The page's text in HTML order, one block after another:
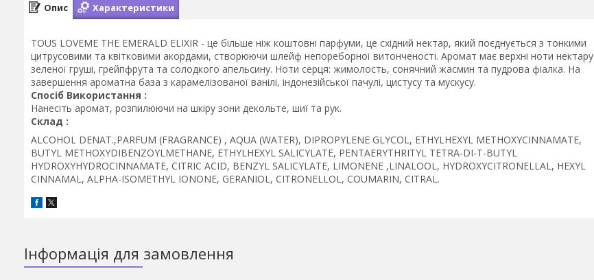
Опис Характеристики
TOUS LOVEME THE EMERALD ELIXIR - це більше ніж коштовні парфуми, це східний нектар, який поєднується з тонкими
цитрусовими та квітковими акордами, створюючи шлейф непореборної витонченості. Аромат має верхні ноти нектару
зеленої груші, грейпфрута та солодкого апельсину. Ноти серця: жимолость, сонячний жасмин та пудрова фіалка. На
завершення ароматна база з карамелізованої ванілі, індонезійської пачулі, цистусу та мускусу.
Спосіб Використання :
Нанесіть аромат, розпилюючи на шкіру зони декольте, шиї та рук.
Склад :
ALCOHOL DENAT.,PARFUM (FRAGRANCE) , AQUA (WATER), DIPROPYLENE GLYCOL, ETHYLHEXYL METHOXYCINNAMATE,
BUTYL METHOXYDIBENZOYLMETHANE, ETHYLHEXYL SALICYLATE, PENTAERYTHRITYL TETRA-DI-T-BUTYL
HYDROXYHYDROCINNAMATE, CITRIC ACID, BENZYL SALICYLATE, LIMONENE ,LINALOOL, HYDROXYCITRONELLAL, HEXYL
CINNAMAL, ALPHA-ISOMETHYL IONONE, GERANIOL, CITRONELLOL, COUMARIN, CITRAL.
Інформація для замовлення